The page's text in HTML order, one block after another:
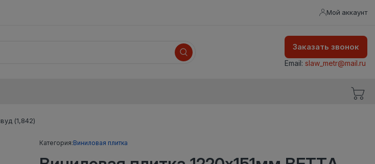
Мой аккаунт
Заказать звонок
Email: slaw_metr@mail.ru
(1,842)
Категория:Виниловая плитка